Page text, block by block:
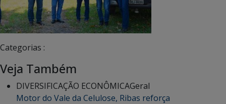
Categorias :
Veja Também
DIVERSIFICAÇÃO ECONÔMICAGeral
Motor do Vale da Celulose, Ribas reforça